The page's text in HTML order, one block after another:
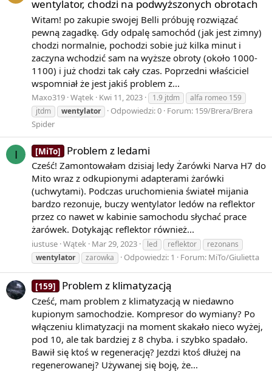
wentylator, chodzi na podwyższonych obrotach
Witam! po zakupie swojej Belli próbuję rozwiązać
pewną zagadkę. Gdy odpalę samochód (jak jest zimny)
chodzi normalnie, pochodzi sobie już kilka minut i
zaczyna wchodzić sam na wyższe obroty (około 1000-
1100) i już chodzi tak cały czas. Poprzedni właściciel
wspomniał że jest jakiś problem z...
Maxo319 Wątek Kwi 11, 2023 1.9 jtdm
alfa romeo 159
jtdm
wentylator Odpowiedzi: 0 Forum: 159/Brera/Brera
Spider
I [MiTo] Problem z ledami
Cześć! Zamontowałam dzisiaj ledy Żarówki Narva H7 do
Mito wraz z odkupionymi adapterami żarówki
(uchwytami). Podczas uruchomienia świateł mijania
bardzo rezonuje, buczy wentylator ledów na reflektor
przez co nawet w kabinie samochodu słychać prace
żarówek. Dotykając reflektor również...
iustuse Wątek Mar 29, 2023 led reflektor
rezonans
wentylator
zarowka Odpowiedzi: 1 Forum: MiTo/Giulietta
[159] Problem z klimatyzacją
Cześć, mam problem z klimatyzacją w niedawno
kupionym samochodzie. Kompresor do wymiany? Po
włączeniu klimatyzacji na moment skakało nieco wyżej,
pod 10, ale tak bardziej z 8 chyba. i szybko spadało.
Bawił się ktoś w regenerację? Jezdzi ktoś dłużej na
regenerowanej? Używanej się boję, że...